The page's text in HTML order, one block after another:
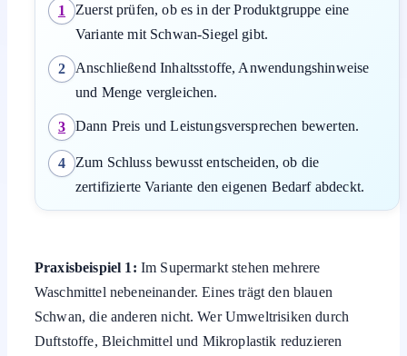
1
Zuerst prüfen, ob es in der Produktgruppe eine
Variante mit Schwan-Siegel gibt.
2
Anschließend Inhaltsstoffe, Anwendungshinweise
und Menge vergleichen.
3 Dann Preis und Leistungsversprechen bewerten.
4
Zum Schluss bewusst entscheiden, ob die
zertifizierte Variante den eigenen Bedarf abdeckt.
Praxisbeispiel 1: Im Supermarkt stehen mehrere
Waschmittel nebeneinander. Eines trägt den blauen
Schwan, die anderen nicht. Wer Umweltrisiken durch
Duftstoffe, Bleichmittel und Mikroplastik reduzieren